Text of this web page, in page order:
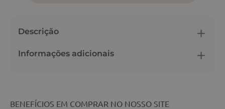
Descrição
Informações adicionais
BENEFÍCIOS EM COMPRAR NO NOSSO SITE